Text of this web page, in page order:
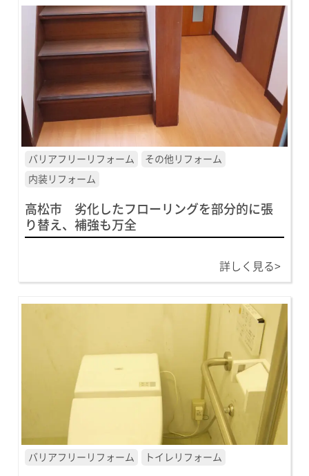
バリアフリーリフォーム その他リフォーム
内装リフォーム
高松市 劣化したフローリングを部分的に張
り替え、補強も万全
詳しく見る>
バリアフリーリフォーム トイレリフォーム